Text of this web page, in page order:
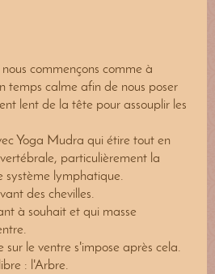
commençons comme à
temps calme afin de nous poser
lent de la tête pour assouplir les
Yoga Mudra qui étire tout en
particulièrement la
système lymphatique.
des chevilles.
à souhait et qui masse
sur le ventre s'impose après cela.
: l'Arbre.